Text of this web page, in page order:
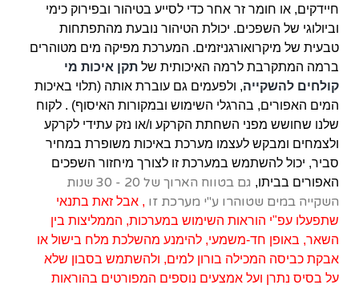
חיידקים, או חומר זר אחר כדי לסייע בטיהור ובפירוק כימי
וביולוגי של השפכים. יכולת הטיהור נובעת מהתפתחות
טבעית של מיקרואורגניזמים. המערכת מפיקה מים מטוהרים
ברמה המתקרבת לרמה האיכותית של תקן איכות מי
קולחים להשקייה, ולפעמים גם עוברת אותה (תלוי באיכות
המים האפורים, בהרגלי השימוש ובמקורות האיסוף) . לקוח
שלנו שחושש מפני השחתת הקרקע ו/או נזק עתידי לקרקע
ולצמחים ומבקש לעצמו מערכת באיכות משופרת במחיר
סביר, יכול להשתמש במערכת זו לצורך מיחזור השפכים
האפורים בביתו,
גם בטווח הארוך של 20 - 30 שנות
השקייה במים שטוהרו ע"י מערכת זו , אבל זאת בתנאי
שתפעלו עפ"י הוראות השימוש במערכות, הממליצות בין
השאר, באופן חד-משמעי, להימנע מהשלכת מלח בישול או
אבקת כביסה המכילה בורון למים, ולהשתמש בסבון שלא
על בסיס נתרן ועל אמצעים נוספים המפורטים בהוראות